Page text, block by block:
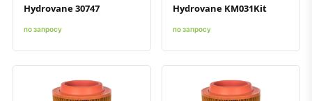
Hydrovane 30747
по запросу
Hydrovane KM031Kit
по запросу